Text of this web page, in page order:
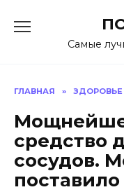
содержаниюСамые
ГЛАВНАЯ » ЗДОРОВЬЕ
средство
сосудов.